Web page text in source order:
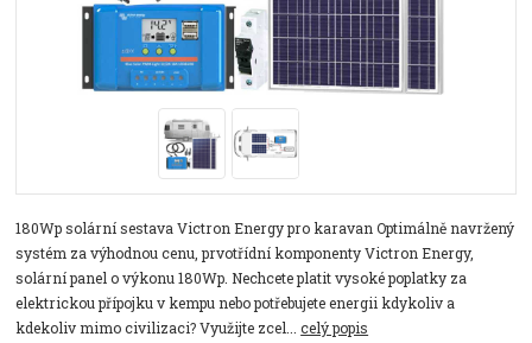
180Wp solární sestava Victron Energy pro karavan Optimálně navržený
systém za výhodnou cenu, prvotřídní komponenty Victron Energy,
solární panel o výkonu 180Wp. Nechcete platit vysoké poplatky za
elektrickou přípojku v kempu nebo potřebujete energii kdykoliv a
kdekoliv mimo civilizaci? Využijte zcel...celý popis